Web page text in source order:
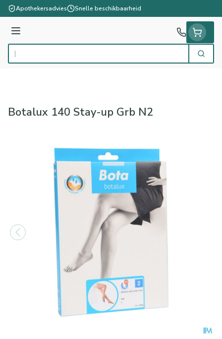
Ga naar de inhoud
Apothekersadvies Snelle beschikbaarheid
Menu
Product, merk, categorie... Zoek
Botalux 140 Stay-up Grb N2